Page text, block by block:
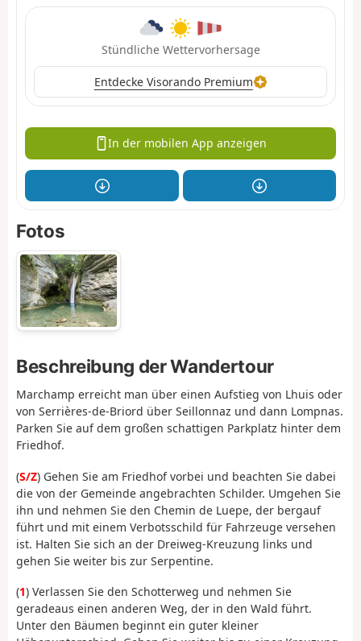
Stündliche Wettervorhersage
Entdecke Visorando Premium
In der mobilen App anzeigen
Fotos
Beschreibung der Wandertour
Marchamp erreicht man über einen Aufstieg von Lhuis oder
von Serrières-de-Briord über Seillonnaz und dann Lompnas.
Parken Sie auf dem großen schattigen Parkplatz hinter dem
Friedhof.
(S/Z) Gehen Sie am Friedhof vorbei und beachten Sie dabei
die von der Gemeinde angebrachten Schilder. Umgehen Sie
ihn und nehmen Sie den Chemin de Luepe, der bergauf
führt und mit einem Verbotsschild für Fahrzeuge versehen
ist. Halten Sie sich an der Dreiweg-Kreuzung links und
gehen Sie weiter bis zur Serpentine.
(1) Verlassen Sie den Schotterweg und nehmen Sie
geradeaus einen anderen Weg, der in den Wald führt.
Unter den Bäumen beginnt ein guter kleiner